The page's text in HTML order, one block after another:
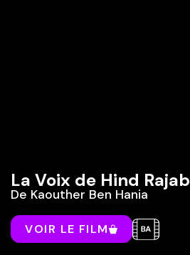
La Voix de Hind Rajab
De Kaouther Ben Hania
VOIR LE FILM